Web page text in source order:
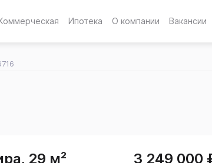
Ипотека О компании Вакансии
29 м² 3 249 000